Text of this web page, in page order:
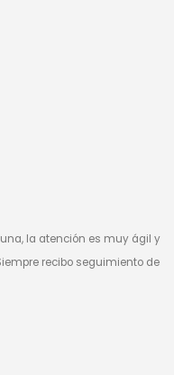
la atención es muy ágil y
recibo seguimiento de